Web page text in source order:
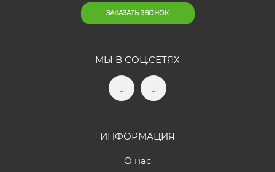
ЗАКАЗАТЬ ЗВОНОК
МЫ В СОЦ.СЕТЯХ
ИНФОРМАЦИЯ
О нас